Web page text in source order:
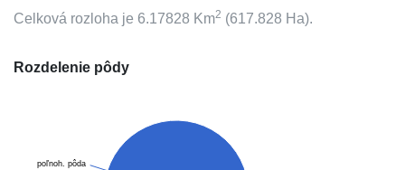
Celková rozloha je 6.17828 Km2 (617.828 Ha).
Rozdelenie pôdy
poľnoh. pôda